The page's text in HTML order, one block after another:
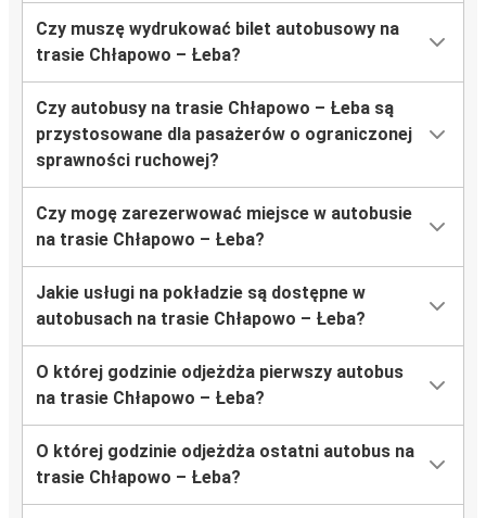
Czy muszę wydrukować bilet autobusowy na
trasie Chłapowo – Łeba?
Czy autobusy na trasie Chłapowo – Łeba są
przystosowane dla pasażerów o ograniczonej
sprawności ruchowej?
Czy mogę zarezerwować miejsce w autobusie
na trasie Chłapowo – Łeba?
Jakie usługi na pokładzie są dostępne w
autobusach na trasie Chłapowo – Łeba?
O której godzinie odjeżdża pierwszy autobus
na trasie Chłapowo – Łeba?
O której godzinie odjeżdża ostatni autobus na
trasie Chłapowo – Łeba?